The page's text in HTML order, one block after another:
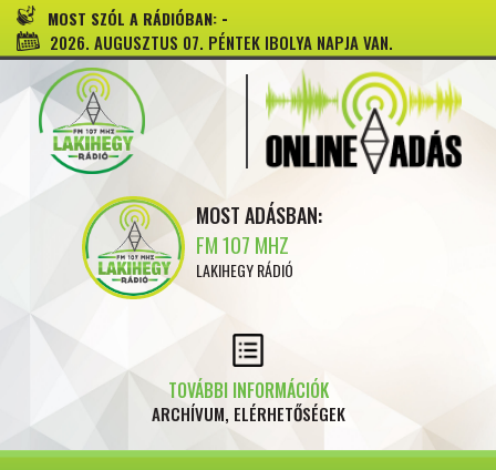
MOST SZÓL A RÁDIÓBAN: -
2026. AUGUSZTUS 07. PÉNTEK IBOLYA NAPJA VAN.
MOST ADÁSBAN:
FM 107 MHZ
LAKIHEGY RÁDIÓ
TOVÁBBI INFORMÁCIÓK
ARCHÍVUM, ELÉRHETŐSÉGEK